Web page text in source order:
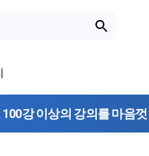
강 이상의 강의를 마음